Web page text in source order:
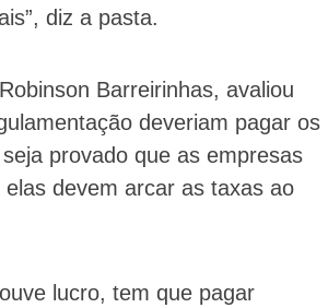
diz a pasta.
Barreirinhas, avaliou
deveriam pagar os
provado que as empresas
devem arcar as taxas ao
lucro, tem que pagar